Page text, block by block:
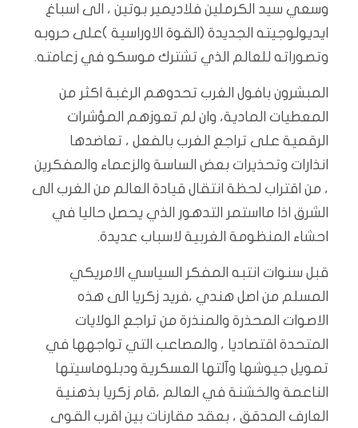
وسعي سيد الكرملين فلاديمير بوتين ، الى اسباغ
ايديولوجيته الجديدة (القوة الاوراسية )على حروبه
وتصوراته للعالم الذي تشترك موسكو في زعامته.
المبشرون بافول الغرب تحدوهم الرغبة اكثر من
المعطيات المادية، وان لم تعوزهم المؤشرات
الرقمية على تراجع الغرب بالفعل ، تعاضدها
انذارات وتحذيرات بعض الساسة والزعماء والمفكرين
، من اقتراب لحظة انتقال قيادة العالم من الغرب الى
الشرق اذا مااستمر التدهور الذي يحصل حاليا في
احشاء المنظومة الغربية لاسباب عديدة.
قبل سنوات انتبه المفكر السياسي الامريكي
المسلم من اصل هندي ،فريد زكريا الى هذه
الاصوات المحذرة والمنذرة من تراجع الولايات
المتحدة اقتصاديا ، والمصاعب التي تواجهها في
تمويل جيوشها وآلتها العسكرية ودبلوماسيتها
الناعمة والخشنة في العالم ،قام زكريا بذهنية
العارف المدقق ، بعقد مقارنات بين اقرب القوى